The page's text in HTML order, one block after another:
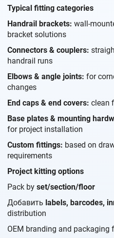
Typical fitting categories
Handrail brackets: wall-
bracket solutions
Connectors & couplers:
handrail runs
Elbows & angle joints: for
changes
End caps & end covers: clean
Base plates & mounting
for project installation
Custom fittings: based on
requirements
Project kitting options
Pack byset/section/floor
Добавить labels, barcodes,
distribution
OEM branding and packaging